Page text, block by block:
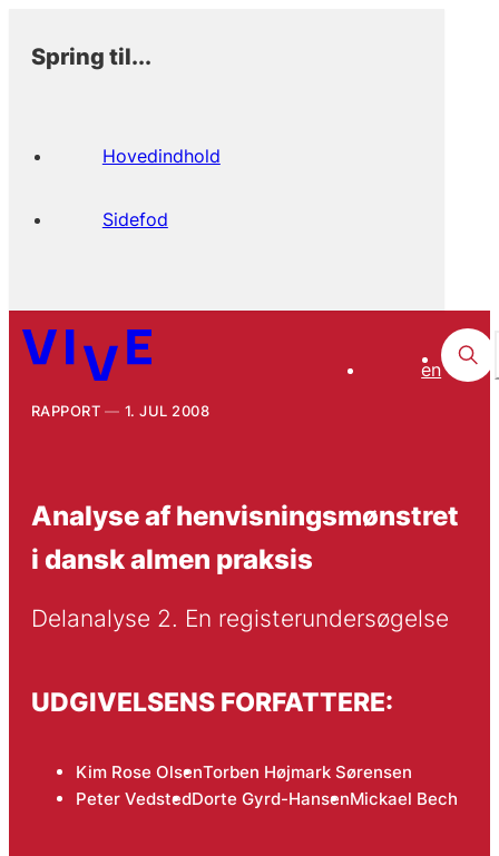
Spring til...
Hovedindhold
Sidefod
en
RAPPORT 1. JUL 2008
Analyse af henvisningsmønstret
i dansk almen praksis
Delanalyse 2. En registerundersøgelse
UDGIVELSENS FORFATTERE:
Kim Rose OlsenTorben Højmark Sørensen
Peter VedstedDorte Gyrd-HansenMickael Bech